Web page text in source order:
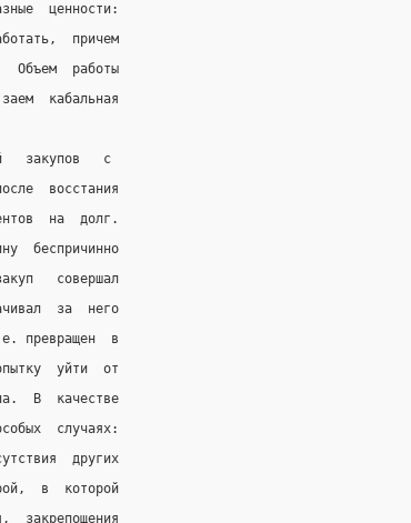
ценности:
причем
Объем  работы
кабальная
закупов   с
восстания
на  долг.
беспричинно
совершал
за  него
превращен  в
уйти  от
В  качестве
случаях:
других
в  которой
закрепощения